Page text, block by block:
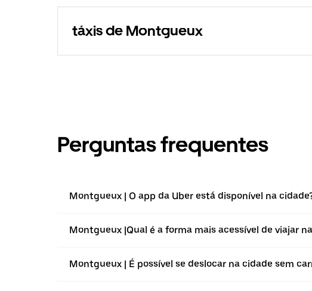
táxis de Montgueux
Perguntas frequentes
Montgueux | O app da Uber está disponível na
Montgueux |⁠Qual é a forma mais acessível de viajar
Montgueux | É possível se deslocar na cidade sem